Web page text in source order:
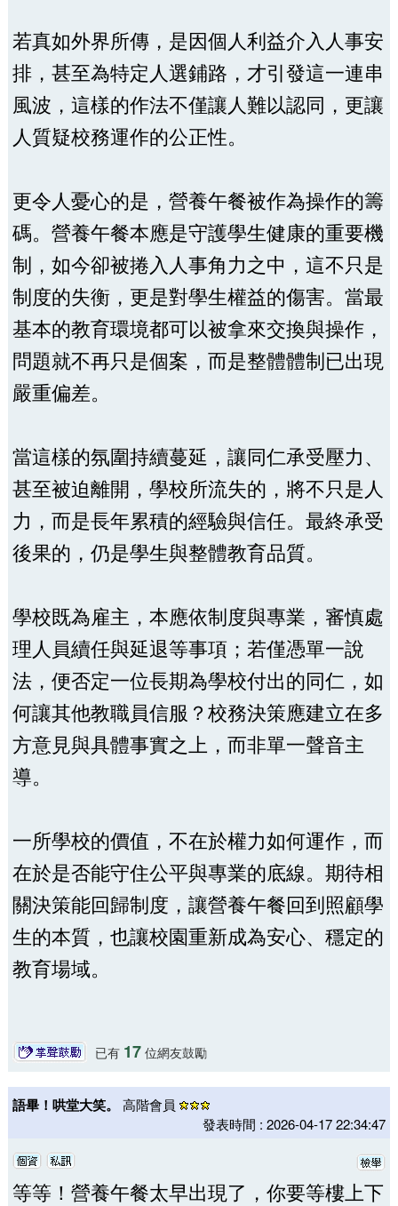
若真如外界所傳，是因個人利益介入人事安
排，甚至為特定人選鋪路，才引發這一連串
風波，這樣的作法不僅讓人難以認同，更讓
人質疑校務運作的公正性。
更令人憂心的是，營養午餐被作為操作的籌
碼。營養午餐本應是守護學生健康的重要機
制，如今卻被捲入人事角力之中，這不只是
制度的失衡，更是對學生權益的傷害。當最
基本的教育環境都可以被拿來交換與操作，
問題就不再只是個案，而是整體體制已出現
嚴重偏差。
當這樣的氛圍持續蔓延，讓同仁承受壓力、
甚至被迫離開，學校所流失的，將不只是人
力，而是長年累積的經驗與信任。最終承受
後果的，仍是學生與整體教育品質。
學校既為雇主，本應依制度與專業，審慎處
理人員續任與延退等事項；若僅憑單一說
法，便否定一位長期為學校付出的同仁，如
何讓其他教職員信服？校務決策應建立在多
方意見與具體事實之上，而非單一聲音主
導。
一所學校的價值，不在於權力如何運作，而
在於是否能守住公平與專業的底線。期待相
關決策能回歸制度，讓營養午餐回到照顧學
生的本質，也讓校園重新成為安心、穩定的
教育場域。
已有 17位網友鼓勵
語畢！哄堂大笑。
高階會員
發表時間 : 2026-04-17 22:34:47
等等！營養午餐太早出現了，你要等樓上下